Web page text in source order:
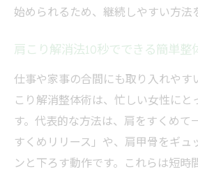
始められるため、継続しやすい方法
肩こり解消法10秒でできる簡単整
仕事や家事の合間にも取り入れやす
こり解消整体術は、忙しい女性にと
す。代表的な方法は、肩をすくめて
すくめリリース」や、肩甲骨をギュ
ンと下ろす動作です。これらは短時